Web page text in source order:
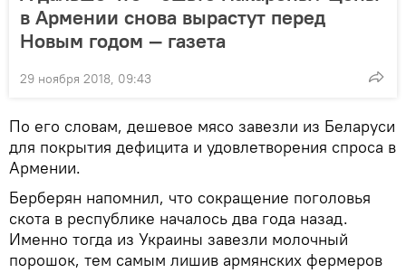
в Армении снова вырастут перед
Новым годом — газета
29 ноября 2018, 09:43
По его словам, дешевое мясо завезли из Беларуси
для покрытия дефицита и удовлетворения спроса в
Армении.
Берберян напомнил, что сокращение поголовья
скота в республике началось два года назад.
Именно тогда из Украины завезли молочный
порошок, тем самым лишив армянских фермеров